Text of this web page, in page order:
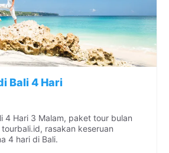
Bali 4 Hari
4 Hari 3 Malam, paket tour bulan
rasakan keseruan
4 hari di Bali.